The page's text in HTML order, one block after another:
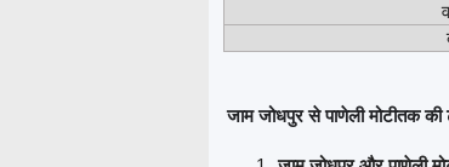
जाम जोधपुर से पाणेली मोटीतक की